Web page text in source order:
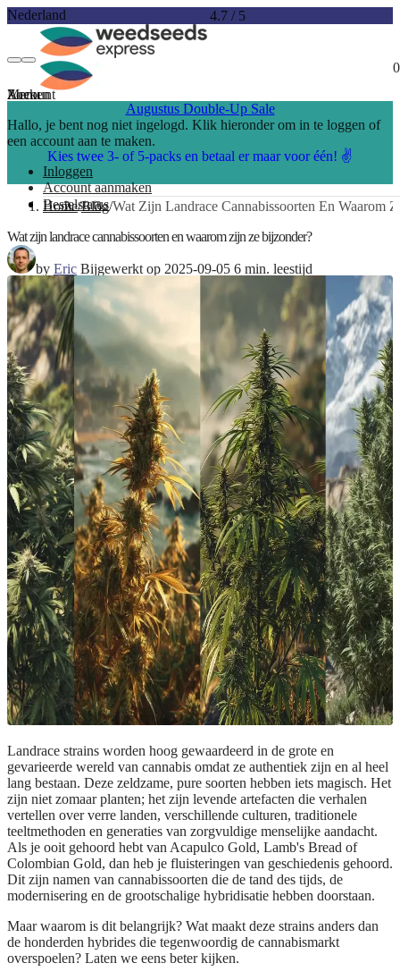
Nederland 4.7 /5
0
Account
Hallo, je bent nog niet ingelogd. Klik hieronder om in te loggen of
een account aan te maken.
Inloggen
Account aanmaken
Bestelstatus
Menu
Zoeken
Augustus Double-Up Sale
Kies twee 3- of 5-packs en betaal er maar voor één! ✌️
Home Blog Wat Zijn Landrace Cannabissoorten En Waarom
Wat zijn landrace cannabissoorten en waarom zijn ze bijzonder?
by Eric Bijgewerkt op 2025-09-05 6 min. leestijd
Landrace strains worden hoog gewaardeerd in de grote en
gevarieerde wereld van cannabis omdat ze authentiek zijn en al heel
lang bestaan. Deze zeldzame, pure soorten hebben iets magisch. Het
zijn niet zomaar planten; het zijn levende artefacten die verhalen
vertellen over verre landen, verschillende culturen, traditionele
teeltmethoden en generaties van zorgvuldige menselijke aandacht.
Als je ooit gehoord hebt van Acapulco Gold, Lamb's Bread of
Colombian Gold, dan heb je fluisteringen van geschiedenis gehoord.
Dit zijn namen van cannabissoorten die de tand des tijds, de
modernisering en de grootschalige hybridisatie hebben doorstaan.
Maar waarom is dit belangrijk? Wat maakt deze strains anders dan
de honderden hybrides die tegenwoordig de cannabismarkt
overspoelen? Laten we eens beter kijken.